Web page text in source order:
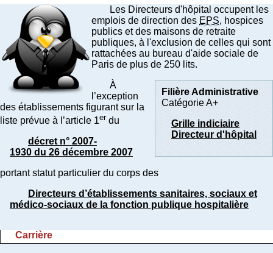
Les Directeurs d'hôpital occupent les
emplois de direction des EPS, hospices
publics et des maisons de retraite
publiques, à l'exclusion de celles qui sont
rattachées au bureau d'aide sociale de
Paris de plus de 250 lits.
Filière Administrative
Catégorie A+
Grille indiciaire
Directeur d'hôpital
À
l’exception
des établissements figurant sur la
liste prévue à l’article 1er du
décret n° 2007-
1930 du 26 décembre 2007
portant statut particulier du corps des
Directeurs d’établissements sanitaires, sociaux et
médico-sociaux de la fonction publique hospitalière
Carrière